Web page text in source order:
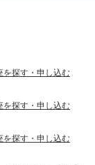
を探す・申し込む
を探す・申し込む
を探す・申し込む